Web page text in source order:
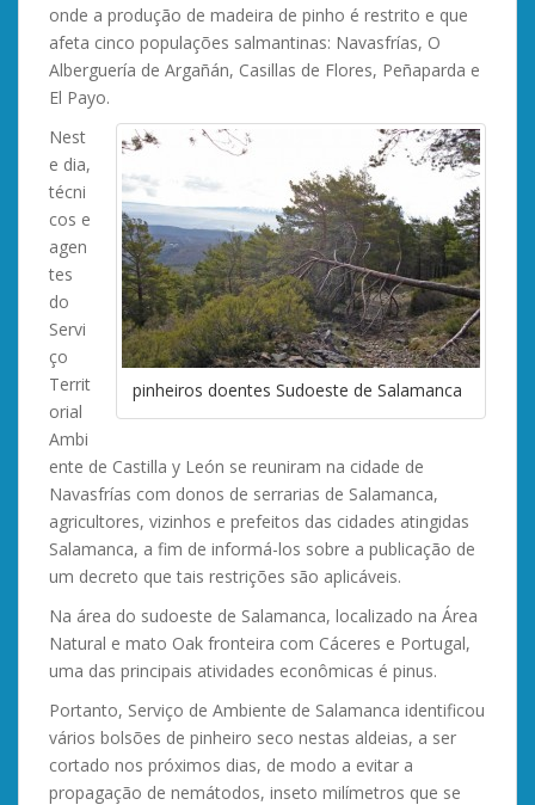
onde a produção de madeira de pinho é restrito e que
afeta cinco populações salmantinas: Navasfrías, O
Alberguería de Argañán, Casillas de Flores, Peñaparda e
El Payo.
pinheiros doentes Sudoeste de Salamanca
Nest
e dia,
técni
cos e
agen
tes
do
Servi
ço
Territ
orial
Ambi
ente de Castilla y León se reuniram na cidade de
Navasfrías com donos de serrarias de Salamanca,
agricultores, vizinhos e prefeitos das cidades atingidas
Salamanca, a fim de informá-los sobre a publicação de
um decreto que tais restrições são aplicáveis.
Na área do sudoeste de Salamanca, localizado na Área
Natural e mato Oak fronteira com Cáceres e Portugal,
uma das principais atividades econômicas é pinus.
Portanto, Serviço de Ambiente de Salamanca identificou
vários bolsões de pinheiro seco nestas aldeias, a ser
cortado nos próximos dias, de modo a evitar a
propagação de nemátodos, inseto milímetros que se